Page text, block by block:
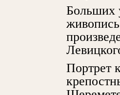
Больших
Портрет